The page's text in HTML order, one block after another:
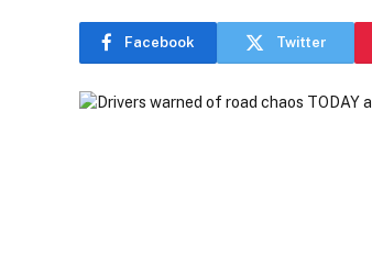
Facebook Twitter